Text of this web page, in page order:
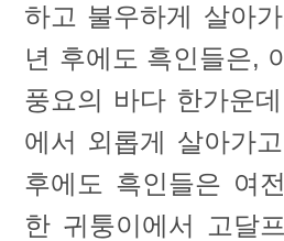
하고 불우하게 살아
년 후에도 흑인들은,
풍요의 바다 한가운
에서 외롭게 살아가
후에도 흑인들은 여
한 귀퉁이에서 고달